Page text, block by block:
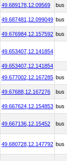
49.689178, 12.09569 bus
49.687481, 12.099049 bus
49.676984, 12.157592 bus
49.653407, 12.141854
49.653407, 12.141854
49.677002, 12.167285 bus
49.67688, 12.167276 bus
49.667624, 12.154853 bus
49.667136, 12.15452 bus
49.680728, 12.147792 bus